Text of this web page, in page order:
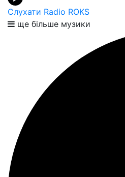
Слухати Radio ROKS
ще більше музики